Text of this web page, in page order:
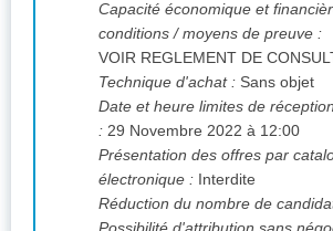
Capacité économique et
conditions / moyens de preuve :
VOIR REGLEMENT DE
Technique d'achat : Sans objet
Date et heure limites de
: 29 Novembre 2022 à 12:00
Présentation des offres par
électronique : Interdite
Réduction du nombre de